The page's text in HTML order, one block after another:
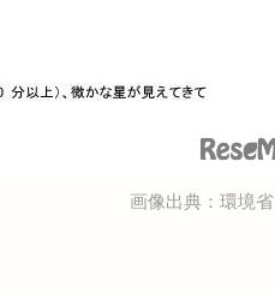
画像出典：環境省